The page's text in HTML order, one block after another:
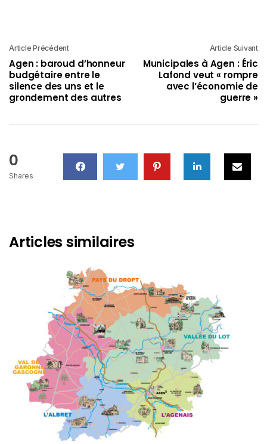
Article Précédent
Agen : baroud d’honneur
budgétaire entre le
silence des uns et le
grondement des autres
Article Suivant
Municipales à Agen : Éric
Lafond veut « rompre
avec l’économie de
guerre »
0
Shares
Articles similaires